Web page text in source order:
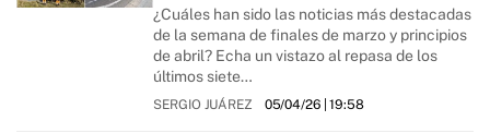
¿Cuáles han sido las noticias más destacadas
de la semana de finales de marzo y principios
de abril? Echa un vistazo al repasa de los
últimos siete…
SERGIO JUÁREZ 05/04/26| 19:58